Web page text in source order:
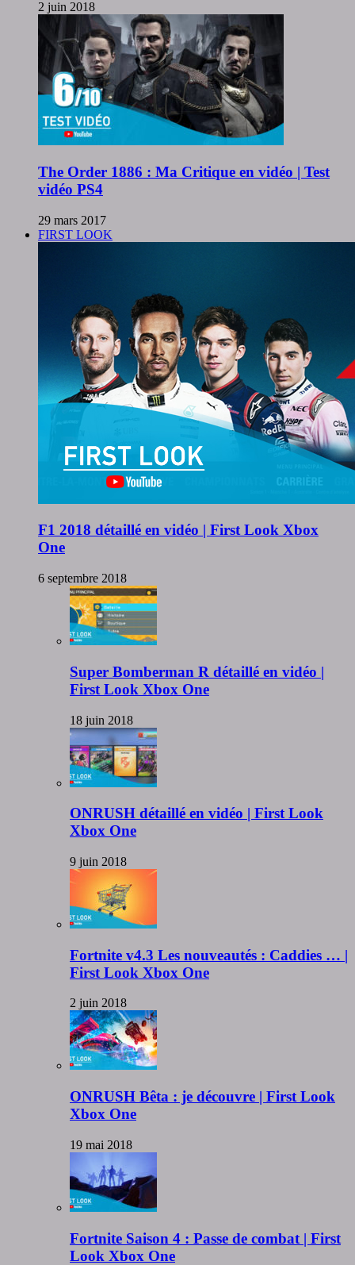
2 juin 2018
The Order 1886 : Ma Critique en vidéo | Test
vidéo PS4
29 mars 2017
FIRST LOOK
F1 2018 détaillé en vidéo | First Look Xbox
One
6 septembre 2018
Super Bomberman R détaillé en vidéo |
First Look Xbox One
18 juin 2018
ONRUSH détaillé en vidéo | First Look
Xbox One
9 juin 2018
Fortnite v4.3 Les nouveautés : Caddies … |
First Look Xbox One
2 juin 2018
ONRUSH Bêta : je découvre | First Look
Xbox One
19 mai 2018
Fortnite Saison 4 : Passe de combat | First
Look Xbox One